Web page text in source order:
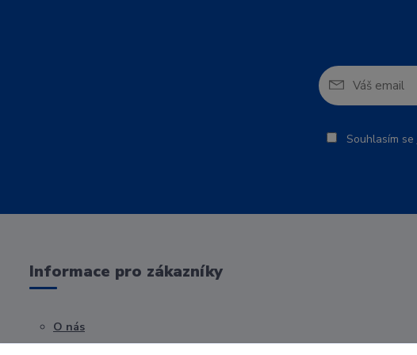
Souhlasím se
Informace pro zákazníky
O nás